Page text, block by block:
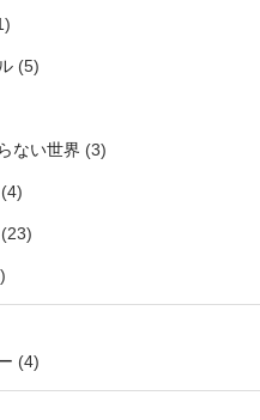
(5)
ない世界 (3)
(4)
(23)
(4)